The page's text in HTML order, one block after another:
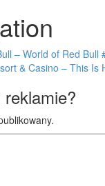
– World of Red Bull
& Casino – This Is